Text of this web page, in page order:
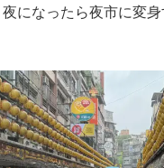
になったら夜市に変